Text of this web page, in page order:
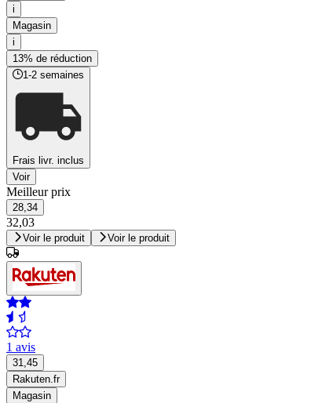
i
Magasin
i
13% de réduction
1-2 semaines
Frais livr. inclus
Voir
Meilleur prix
28,34
32,03
Voir le produit Voir le produit
1 avis
31,45
Rakuten.fr
Magasin